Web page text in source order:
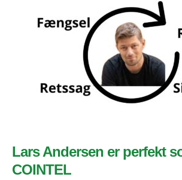
Lars Andersen er perfekt
COINTEL